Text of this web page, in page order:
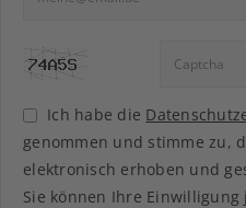
Ich habe die
genommen und stimme zu,
elektronisch erhoben und
Sie können Ihre